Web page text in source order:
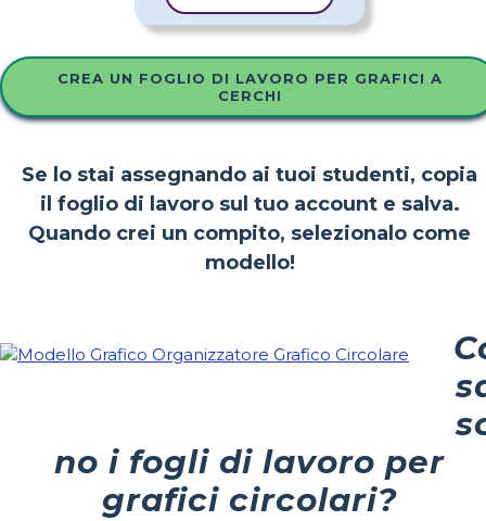
CREA UN FOGLIO DI LAVORO PER GRAFICI A
CERCHI
Se lo stai assegnando ai tuoi studenti, copia
il foglio di lavoro sul tuo account e salva.
Quando crei un compito, selezionalo come
modello!
no i fogli di lavoro per
grafici circolari?